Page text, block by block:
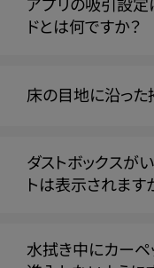
アプリの吸引設定
ドとは何ですか？
床の目地に沿った
ダストボックスが
トは表示されます
水拭き中にカーペ